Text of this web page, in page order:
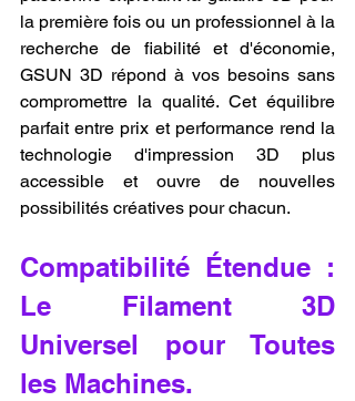
la première fois ou un professionnel à la
recherche de fiabilité et d'économie,
GSUN 3D répond à vos besoins sans
compromettre la qualité. Cet équilibre
parfait entre prix et performance rend la
technologie d'impression 3D plus
accessible et ouvre de nouvelles
possibilités créatives pour chacun.
Compatibilité Étendue :
Le Filament 3D
Universel pour Toutes
les Machines.